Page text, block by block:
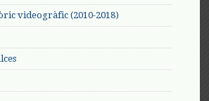
videogràfic (2010-2018)